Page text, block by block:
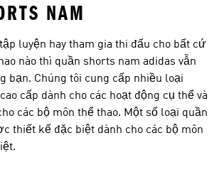
NAM
luyện hay tham gia thi đấu cho bất cứ
nào thì quần shorts nam adidas vẫn
bạn. Chúng tôi cung cấp nhiều loại
cấp dành cho các hoạt động cụ thể và
các bộ môn thể thao. Một số loại quần
thiết kế đặc biệt dành cho các bộ môn